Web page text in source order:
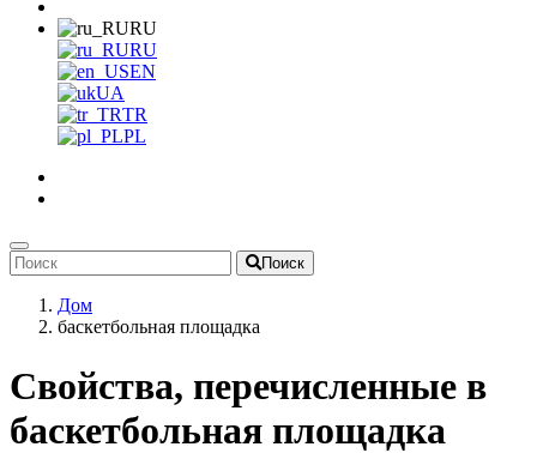
RU
RU
EN
UA
TR
PL
Поиск
Дом
баскетбольная площадка
Свойства, перечисленные в
баскетбольная площадка